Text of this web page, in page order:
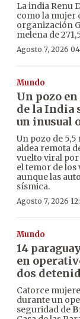
La india Renu
como la mujer
organización
melena de
Agosto 7, 2026
Mundo
Un pozo
de la India
un inusual
Un pozo de
aldea remota
vuelto viral por
el temor de
aunque las
sísmica.
Agosto 7, 2026
Mundo
14
en
dos
Catorce
durante un
seguridad de